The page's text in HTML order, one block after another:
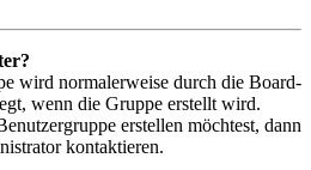
wird normalerweise durch die Board-
wenn die Gruppe erstellt wird.
erstellen möchtest, dann
kontaktieren.